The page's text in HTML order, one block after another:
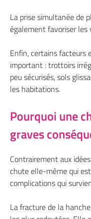
La prise simultanée de
également favoriser les
Enfin, certains facteurs
important : trottoirs
peu sécurisés, sols
les habitations.
Pourquoi une
graves
Contrairement aux
chute elle-même qui
complications qui
La fracture de la